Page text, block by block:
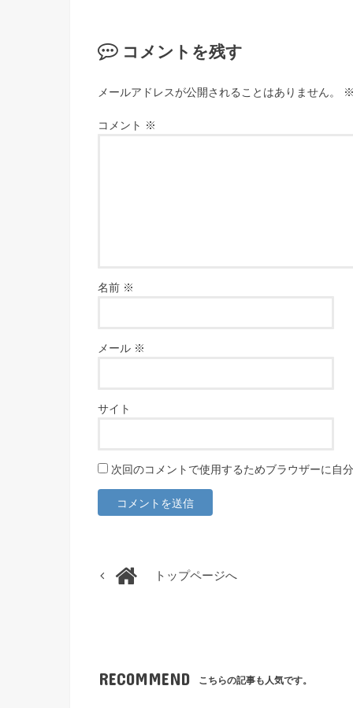
コメントを残す
メールアドレスが公開されることはありません。 ※
コメント ※
名前 ※
メール ※
サイト
次回のコメントで使用するためブラウザーに自
トップページへ
RECOMMEND こちらの記事も人気です。